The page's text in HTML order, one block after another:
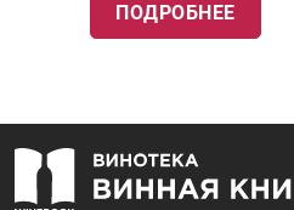
ПОДРОБНЕЕ